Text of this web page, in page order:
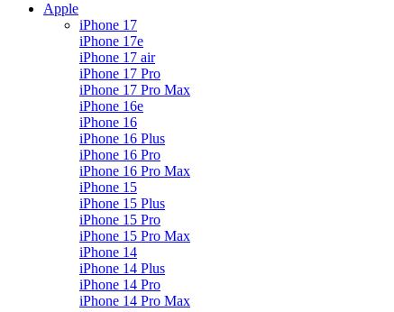
Apple
iPhone 17
iPhone 17e
iPhone 17 air
iPhone 17 Pro
iPhone 17 Pro Max
iPhone 16e
iPhone 16
iPhone 16 Plus
iPhone 16 Pro
iPhone 16 Pro Max
iPhone 15
iPhone 15 Plus
iPhone 15 Pro
iPhone 15 Pro Max
iPhone 14
iPhone 14 Plus
iPhone 14 Pro
iPhone 14 Pro Max